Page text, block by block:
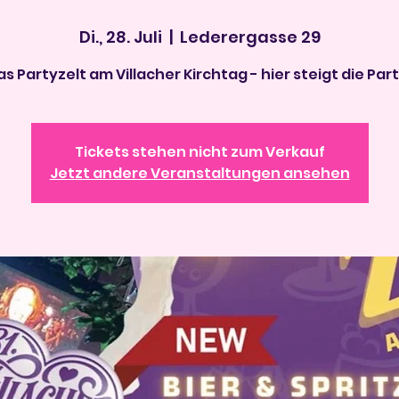
Di., 28. Juli
  |
Lederergasse 29
Partyzelt am Villacher Kirchtag - hier steigt die
Tickets stehen nicht zum Verkauf
Jetzt andere Veranstaltungen ansehen